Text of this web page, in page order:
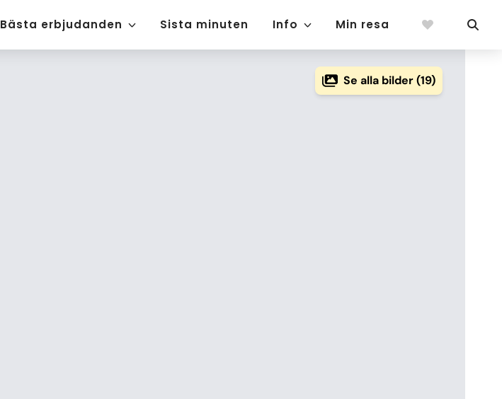
Bästa erbjudanden Sista minuten Info Min resa
Se alla bilder (19)